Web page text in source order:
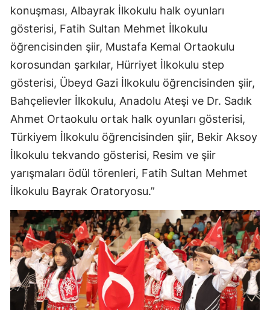
Rize
Sakarya
Samsun
Siirt
Sinop
Sivas
Tekirdağ
Trabzon
Tunceli
Şanlıurfa
Uşak
konuşması, Albayrak İlkokulu halk oyunları
gösterisi, Fatih Sultan Mehmet İlkokulu
öğrencisinden şiir, Mustafa Kemal Ortaokulu
korosundan şarkılar, Hürriyet İlkokulu step
gösterisi, Übeyd Gazi İlkokulu öğrencisinden şiir,
Bahçelievler İlkokulu, Anadolu Ateşi ve Dr. Sadık
Ahmet Ortaokulu ortak halk oyunları gösterisi,
Türkiyem İlkokulu öğrencisinden şiir, Bekir Aksoy
İlkokulu tekvando gösterisi, Resim ve şiir
yarışmaları ödül törenleri, Fatih Sultan Mehmet
İlkokulu Bayrak Oratoryosu.”